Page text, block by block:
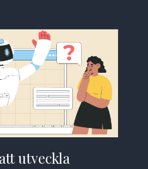
utveckla